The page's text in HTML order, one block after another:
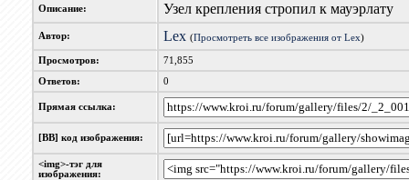
Описание: Узел крепления стропил к мауэрлату
Автор: Lex (Просмотреть все изображения от Lex)
Просмотров: 71,855
Ответов: 0
Прямая ссылка:
[BB] код изображения:
<img>-тэг для
изображения: